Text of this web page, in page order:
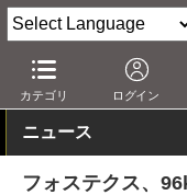
カテゴリ ログイン
AV Watch 製品 AV周
ニュース
フォステクス、